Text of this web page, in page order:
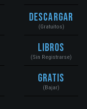
Descargar
(Gratuitos)
Libros
(Sin Registrarse)
Gratis
(Bajar)